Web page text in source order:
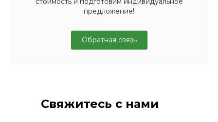
предложение!
Обратная связь
Свяжитесь с нами